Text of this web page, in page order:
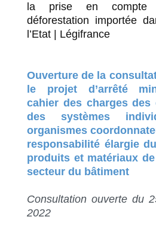
la prise en
déforestation importée
l’Etat | Légifrance
Ouverture de la
le projet d’arrêté
cahier des charges des
des systèmes
organismes
responsabilité élargie
produits et matériaux
secteur du bâtiment
Consultation ouverte du
2022